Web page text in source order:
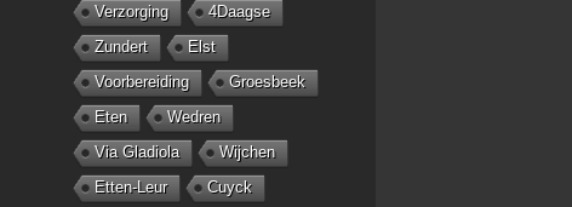
Verzorging
4Daagse
Zundert
Elst
Voorbereiding
Groesbeek
Eten
Wedren
Via Gladiola
Wijchen
Etten-Leur
Cuyck